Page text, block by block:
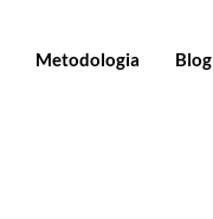
Metodologia Blog